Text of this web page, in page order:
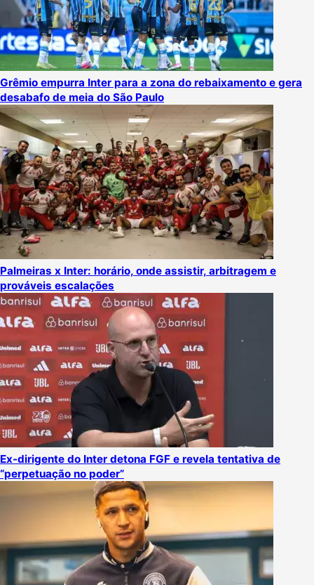
Grêmio empurra Inter para a zona do rebaixamento e gera
desabafo de meia do São Paulo
Palmeiras x Inter: horário, onde assistir, arbitragem e
prováveis escalações
Ex-dirigente do Inter detona FGF e revela tentativa de
“perpetuação no poder”